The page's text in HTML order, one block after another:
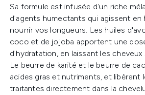
Sa formule est infusée d'un riche
d'agents humectants qui agissent en
nourrir vos longueurs. Les huiles
coco et de jojoba apportent une
d'hydratation, en laissant les
Le beurre de karité et le beurre de
acides gras et nutriments, et libèrent
traitantes directement dans la